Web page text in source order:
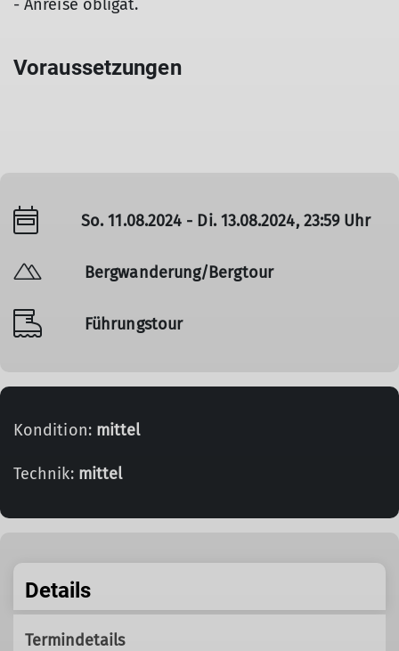
- Anreise obligat.
Voraussetzungen
So. 11.08.2024 - Di. 13.08.2024, 23:59 Uhr
Bergwanderung/Bergtour
Führungstour
Kondition: mittel
Technik: mittel
Details
Termindetails